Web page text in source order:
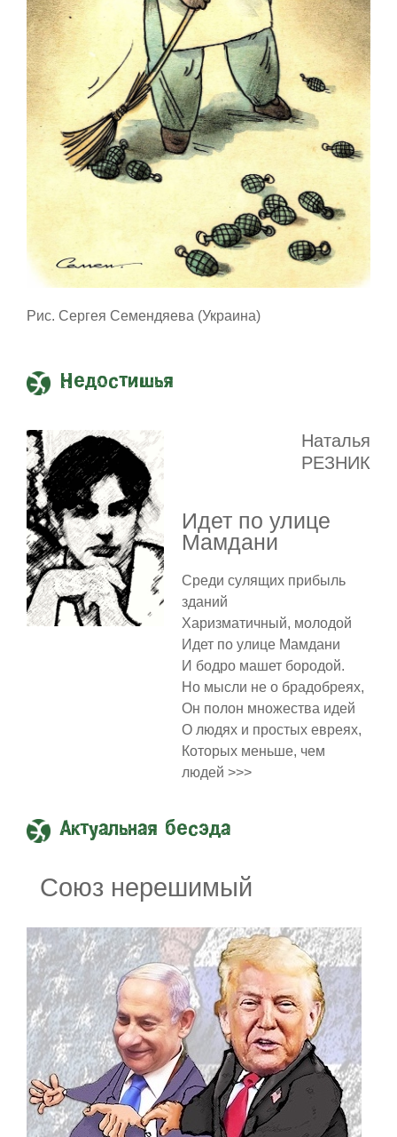
Рис. Сергея Семендяева (Украина)
Недостишья
Наталья
РЕЗНИК
Идет по улице
Мамдани
Среди сулящих прибыль
зданий
Харизматичный, молодой
Идет по улице Мамдани
И бодро машет бородой.
Но мысли не о брадобреях,
Он полон множества идей
О людях и простых евреях,
Которых меньше, чем
людей >>>
Актуальная бесэда
Союз нерешимый